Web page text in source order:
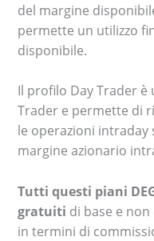
del margine
permette un utilizzo
disponibile.
Il profilo Day Trader è
Trader e permette di
le operazioni intraday
margine azionario
Tutti questi piani
gratuiti di base e
in termini di